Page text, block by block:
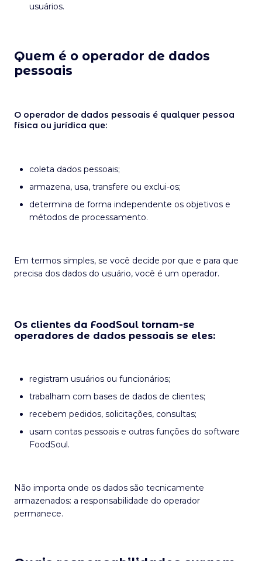
usuários.
Quem é o operador de dados
pessoais
O operador de dados pessoais é qualquer pessoa
física ou jurídica que:
coleta dados pessoais;
armazena, usa, transfere ou exclui-os;
determina de forma independente os objetivos e
métodos de processamento.
Em termos simples, se você decide por que e para que
precisa dos dados do usuário, você é um operador.
Os clientes da FoodSoul tornam-se
operadores de dados pessoais se eles:
registram usuários ou funcionários;
trabalham com bases de dados de clientes;
recebem pedidos, solicitações, consultas;
usam contas pessoais e outras funções do software
FoodSoul.
Não importa onde os dados são tecnicamente
armazenados: a responsabilidade do operador
permanece.